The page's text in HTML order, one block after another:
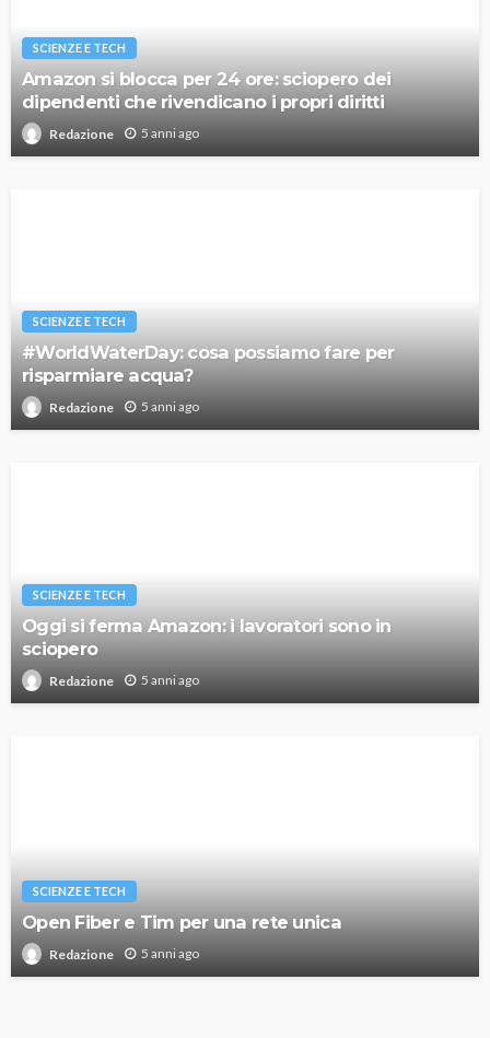
SCIENZE E TECH
Amazon si blocca per 24 ore: sciopero dei
dipendenti che rivendicano i propri diritti
Redazione 5 anni ago
SCIENZE E TECH
#WorldWaterDay: cosa possiamo fare per
risparmiare acqua?
Redazione 5 anni ago
SCIENZE E TECH
Oggi si ferma Amazon: i lavoratori sono in
sciopero
Redazione 5 anni ago
SCIENZE E TECH
Open Fiber e Tim per una rete unica
Redazione 5 anni ago